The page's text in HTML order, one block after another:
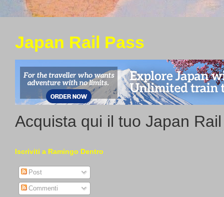
Japan Rail Pass
Acquista qui il tuo Japan
Iscriviti a Ramingo Dentro
Post
Commenti